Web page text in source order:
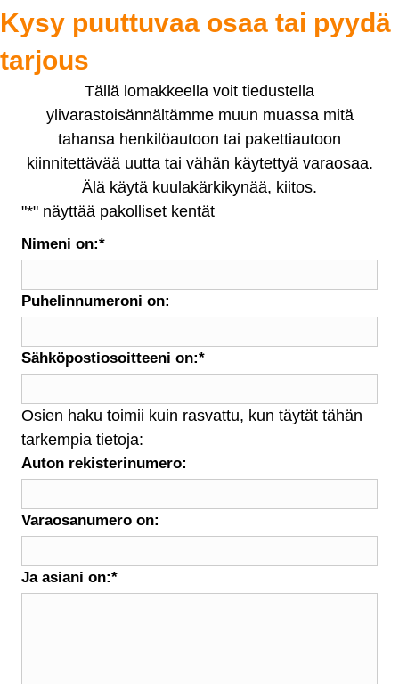
Kysy puuttuvaa osaa tai pyydä
tarjous
Tällä lomakkeella voit tiedustella
ylivarastoisännältämme muun muassa mitä
tahansa henkilöautoon tai pakettiautoon
kiinnitettävää uutta tai vähän käytettyä varaosaa.
Älä käytä kuulakärkikynää, kiitos.
"*" näyttää pakolliset kentät
Nimeni on:*
Puhelinnumeroni on:
Sähköpostiosoitteeni on:*
Osien haku toimii kuin rasvattu, kun täytät tähän
tarkempia tietoja:
Auton rekisterinumero:
Varaosanumero on:
Ja asiani on:*